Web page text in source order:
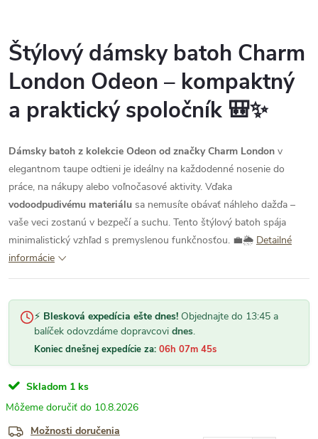
Štýlový dámsky batoh Charm
London Odeon – kompaktný
a praktický spoločník 🎒✨
Dámsky batoh z kolekcie Odeon od značky Charm London v
elegantnom taupe odtieni je ideálny na každodenné nosenie do
práce, na nákupy alebo voľnočasové aktivity. Vďaka
vodoodpudivému materiálu sa nemusíte obávať náhleho dažďa –
vaše veci zostanú v bezpečí a suchu. Tento štýlový batoh spája
minimalistický vzhľad s premyslenou funkčnosťou. 💼🌦️ Detailné
informácie
⚡ Blesková expedícia ešte dnes! Objednajte do 13:45 a
balíček odovzdáme dopravcovi dnes.
Koniec dnešnej expedície za: 06h 07m 44s
Skladom 1 ks
10.8.2026
Možnosti doručenia